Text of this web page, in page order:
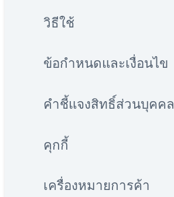
วิธีใช้
ข้อกำหนดและเงื่อนไข
คำชี้แจงสิทธิ์ส่วนบุคคล
คุกกี้
เครื่องหมายการค้า